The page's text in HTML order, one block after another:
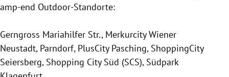
amp-end Outdoor-Standorte:
Gerngross Mariahilfer Str., Merkurcity Wiener
Neustadt, Parndorf, PlusCity Pasching, ShoppingCity
Seiersberg, Shopping City Süd (SCS), Südpark